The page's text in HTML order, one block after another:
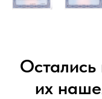
их